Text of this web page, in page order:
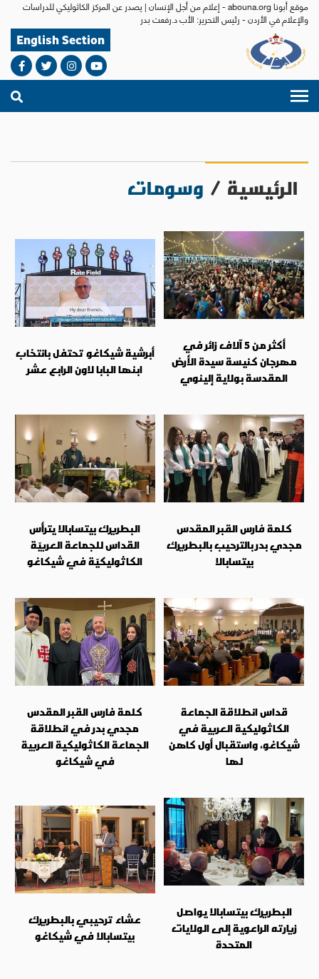
موقع أبونا abouna.org - إعلام من أجل الإنسان | يصدر عن المركز الكاثوليكي للدراسات
والإعلام في الأردن - رئيس التحرير: الأب د.رفعت بدر
English Section
الرئيسية / وسومات
أكثر من 5 آلاف زائر في
مهرجان كنيسة سيدة الأرض
المقدسة بولاية إلينوي
أبرشية شيكاغو تحتفل بانتخاب
ابنها البابا لاون الرابع عشر
كلمة فارس القبر المقدس
مجدي بدر بالترحيب بالبطريرك
بيتسابالا
البطريرك بيتسابالا يترأس
القداس للجماعة العربيّة
الكاثوليكيّة في شيكاغو
قداس انطلاقة الجماعة
الكاثوليكية العربية في
شيكاغو، واستقبال أول كاهن
لها
كلمة فارس القبر المقدس
مجدي بدر في انطلاقة
الجماعة الكاثوليكية العربية
في شيكاغو
البطريرك بيتسابالا يواصل
زيارته الراعوية إلى الولايات
المتحدة
عشاء ترحيبي بالبطريرك
بيتسابالا في شيكاغو